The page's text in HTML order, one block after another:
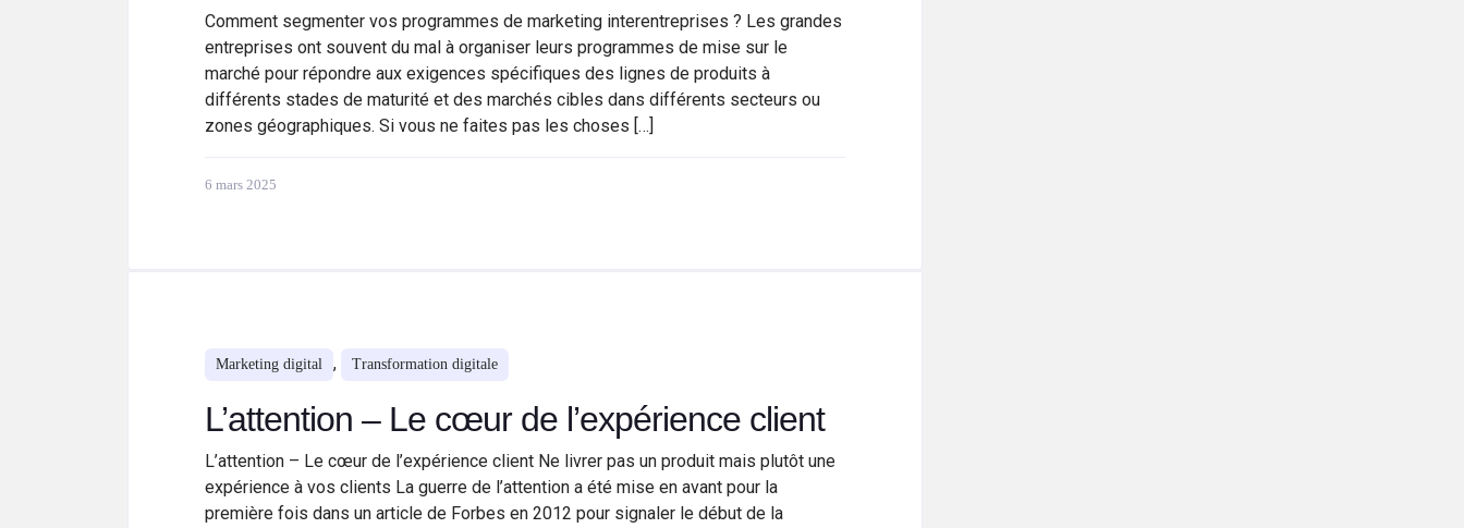
Comment segmenter vos programmes de marketing interentreprises ? Les grandes
entreprises ont souvent du mal à organiser leurs programmes de mise sur le
marché pour répondre aux exigences spécifiques des lignes de produits à
différents stades de maturité et des marchés cibles dans différents secteurs ou
zones géographiques. Si vous ne faites pas les choses […]
6 mars 2025
Marketing digital , Transformation digitale
L’attention – Le cœur de l’expérience client
L’attention – Le cœur de l’expérience client Ne livrer pas un produit mais plutôt une
expérience à vos clients La guerre de l’attention a été mise en avant pour la
première fois dans un article de Forbes en 2012 pour signaler le début de la